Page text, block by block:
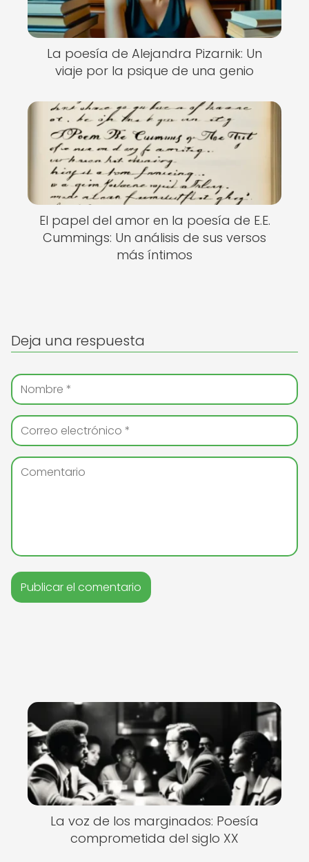
La poesía de Alejandra Pizarnik: Un
viaje por la psique de una genio
El papel del amor en la poesía de E.E.
Cummings: Un análisis de sus versos
más íntimos
Deja una respuesta
La voz de los marginados: Poesía
comprometida del siglo XX